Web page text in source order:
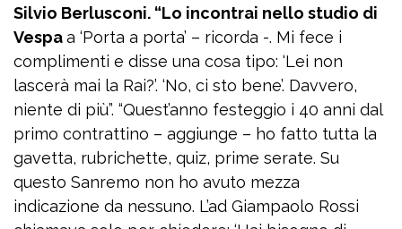
Silvio Berlusconi. “Lo incontrai nello studio di
Vespaa ‘Porta a porta’ – ricorda -. Mi fece i
complimenti e disse una cosa tipo: ‘Lei non
lascerà mai la Rai?’. ‘No, ci sto bene’. Davvero,
niente di più”. “Quest’anno festeggio i 40 anni dal
primo contrattino – aggiunge – ho fatto tutta la
gavetta, rubrichette, quiz, prime serate. Su
questo Sanremo non ho avuto mezza
indicazione da nessuno. L’ad Giampaolo Rossi